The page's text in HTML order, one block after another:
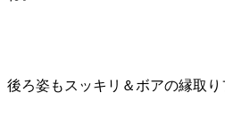
後ろ姿もスッキリ＆ボアの縁取り